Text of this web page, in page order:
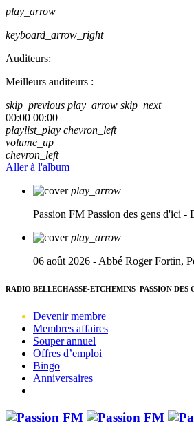
play_arrow
keyboard_arrow_right
Auditeurs:
Meilleurs auditeurs :
skip_previous play_arrow skip_next
00:00 00:00
playlist_play chevron_left
volume_up
chevron_left
Aller à l'album
play_arrow
Passion FM Passion des gens d'ici
play_arrow
06 août 2026 - Abbé Roger Fortin,
RADIO BELLECHASSE-ETCHEMINS PASSION DES
Devenir membre
Membres affaires
Souper annuel
Offres d’emploi
Bingo
Anniversaires